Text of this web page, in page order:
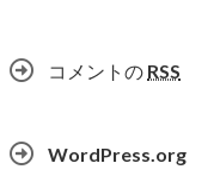
コメントの RSS
WordPress.org